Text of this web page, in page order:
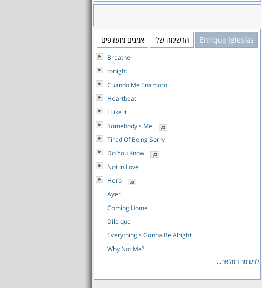
Enrique Iglesias הרשימה שלי אמנים מועדפים
Breathe
tonight
Cuando Me Enamoro
Heartbeat
I Like It
Somebody's Me
Tired Of Being Sorry
Do You Know
Not In Love
Hero
Ayer
Coming Home
Dile que
Everything's Gonna Be Alright
Why Not Me?
לרשימה המלאה...